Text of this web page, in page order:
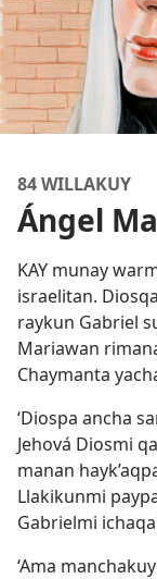
84 WILLAKUY
Ángel
KAY munay
israelitan.
raykun Gabriel
Mariawan
Chaymanta
‘Diospa ancha
Jehová Diosmi
manan
Llakikunmi
Gabrielmi
‘Ama